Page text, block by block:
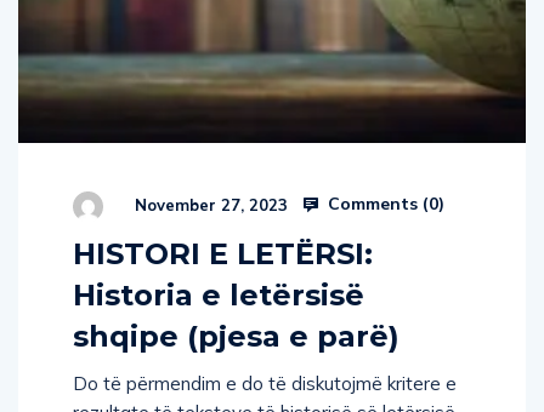
November 27, 2023 Comments (0)
HISTORI E LETËRSI:
Historia e letërsisë
shqipe (pjesa e parë)
Do të përmendim e do të diskutojmë kritere e